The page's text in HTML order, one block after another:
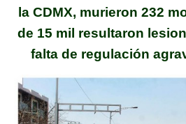
la CDMX, murieron 232
de 15 mil resultaron
falta de regulación